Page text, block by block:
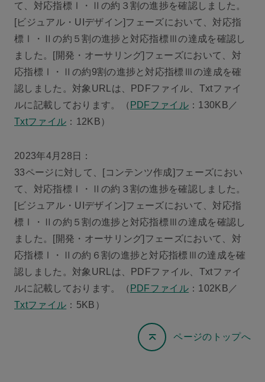
て、対応指標Ⅰ・Ⅱの約３割の進捗を確認しました。
[ビジュアル・UIデザイン]フェーズにおいて、対応指
標Ⅰ・Ⅱの約５割の進捗と対応指標Ⅲの達成を確認し
ました。[開発・オーサリング]フェーズにおいて、対
応指標Ⅰ・Ⅱの約9割の進捗と対応指標Ⅲの達成を確
認しました。対象URLは、PDFファイル、Txtファイ
ルに記載しております。（ PDFファイル ：130KB／
Txtファイル ：12KB）
2023年4月28日：
33ページに対して、[コンテンツ作成]フェーズにおい
て、対応指標Ⅰ・Ⅱの約３割の進捗を確認しました。
[ビジュアル・UIデザイン]フェーズにおいて、対応指
標Ⅰ・Ⅱの約５割の進捗と対応指標Ⅲの達成を確認し
ました。[開発・オーサリング]フェーズにおいて、対
応指標Ⅰ・Ⅱの約６割の進捗と対応指標Ⅲの達成を確
認しました。対象URLは、PDFファイル、Txtファイ
ルに記載しております。（ PDFファイル ：102KB／
Txtファイル ：5KB）
ページのトップへ